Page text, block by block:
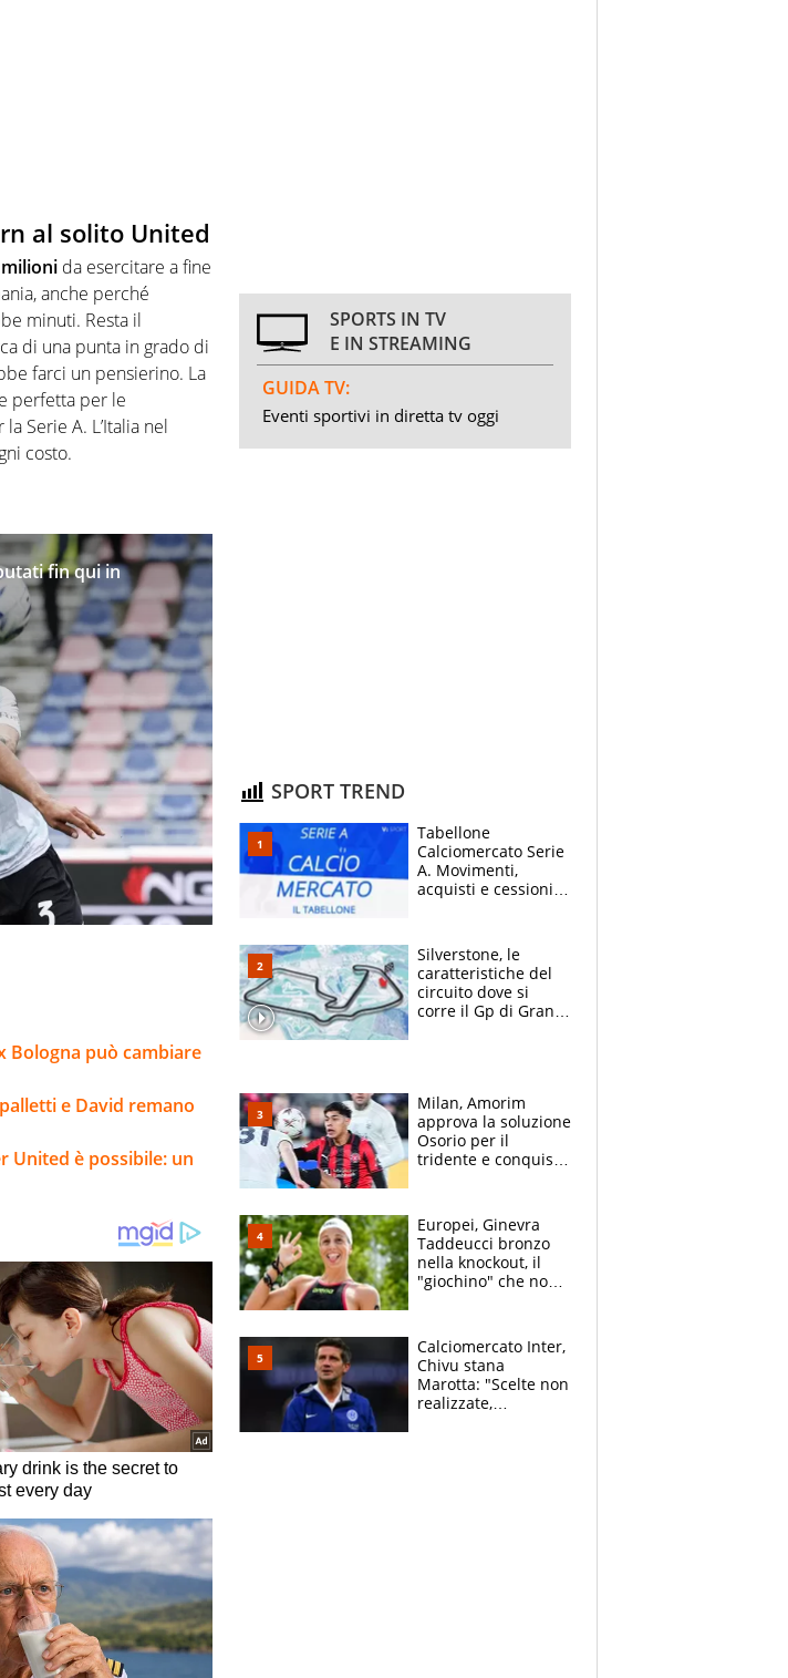
al solito United
da esercitare a fine
anche perché
minuti. Resta il
di una punta in grado di
farci un pensierino. La
perfetta per le
Serie A. L’Italia nel
costo.
fin qui in
Bologna può cambiare
e David remano
United è possibile: un
SPORTS IN TV
E IN STREAMING
GUIDA TV:
Eventi sportivi in diretta tv oggi
SPORT TREND
Tabellone
Calciomercato Serie
A. Movimenti,
acquisti e cessioni:
Silverstone, le
caratteristiche del
circuito dove si
corre il Gp di Gran
Milan, Amorim
approva la soluzione
Osorio per il
tridente e conquista
Allegri
Europei, Ginevra
Taddeucci bronzo
nella knockout, il
"giochino" che non
Calciomercato Inter,
Chivu stana
Marotta: "Scelte non
realizzate,